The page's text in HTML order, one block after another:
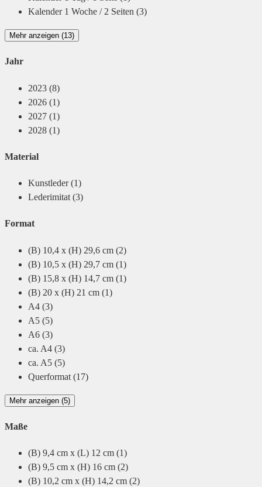
Kalender 1 Woche / 2 Seiten (3)
Mehr anzeigen (13)
Jahr
2023 (8)
2026 (1)
2027 (1)
2028 (1)
Material
Kunstleder (1)
Lederimitat (3)
Format
(B) 10,4 x (H) 29,6 cm (2)
(B) 10,5 x (H) 29,7 cm (1)
(B) 15,8 x (H) 14,7 cm (1)
(B) 20 x (H) 21 cm (1)
A4 (3)
A5 (5)
A6 (3)
ca. A4 (3)
ca. A5 (5)
Querformat (17)
Mehr anzeigen (5)
Maße
(B) 9,4 cm x (L) 12 cm (1)
(B) 9,5 cm x (H) 16 cm (2)
(B) 10,2 cm x (H) 14,2 cm (2)